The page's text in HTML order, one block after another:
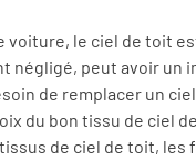
le ciel de toit
négligé, peut avoir un
de remplacer un
du bon tissu de ciel
de ciel de toit,